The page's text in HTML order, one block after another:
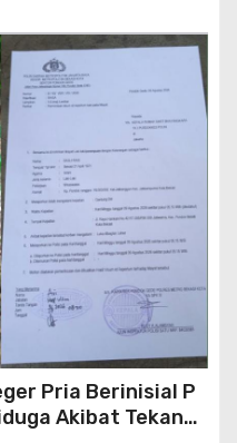
Pria Berinisial P
Akibat Tekanan